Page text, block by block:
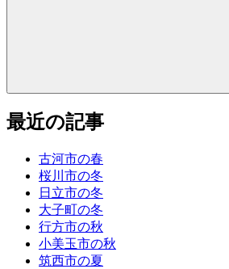
最近の記事
古河市の春
桜川市の冬
日立市の冬
大子町の冬
行方市の秋
小美玉市の秋
筑西市の夏